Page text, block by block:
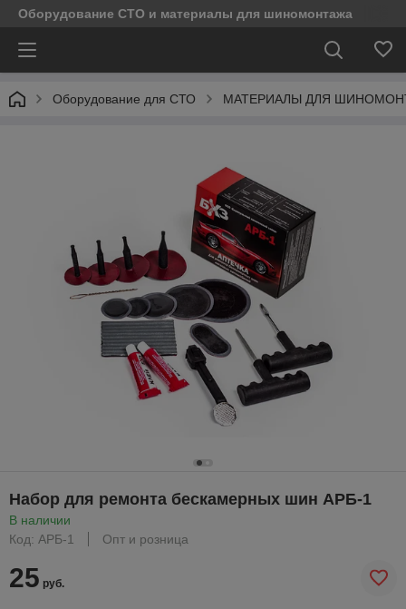
Оборудование СТО и материалы для шиномонтажа
Оборудование для СТО МАТЕРИАЛЫ ДЛЯ
Набор для ремонта бескамерных шин АРБ-1
В наличии
Код: АРБ-1
Опт и розница
25 руб.